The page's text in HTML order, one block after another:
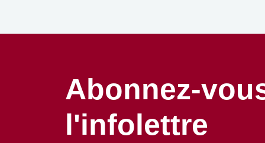
Abonnez-
l'infolettre